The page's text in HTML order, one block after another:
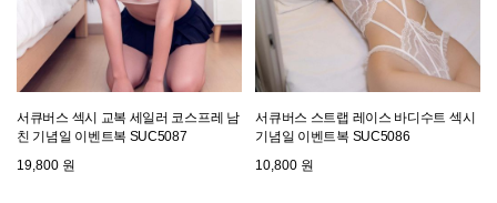
서큐버스 섹시 교복 세일러 코스프레 남
친 기념일 이벤트복 SUC5087
19,800 원
서큐버스 스트랩 레이스 바디수트 섹시
기념일 이벤트복 SUC5086
10,800 원